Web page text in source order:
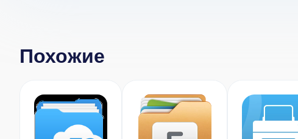
Похожие